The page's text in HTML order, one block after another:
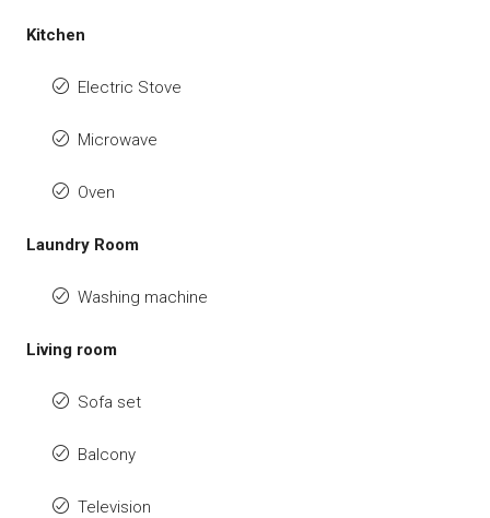
Kitchen
Electric Stove
Microwave
Oven
Laundry Room
Washing machine
Living room
Sofa set
Balcony
Television